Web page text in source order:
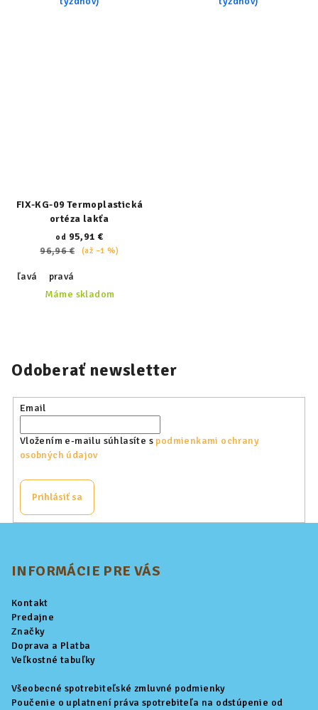
FIX-KG-09 Termoplastická
ortéza lakťa
od 95,91 €
96,96 €
(až –1 %)
ľavá
pravá
Máme skladom
Odoberať newsletter
Email
Vložením e-mailu súhlasíte s podmienkami ochrany
osobných údajov
Prihlásiť sa
INFORMÁCIE PRE VÁS
Kontakt
Predajne
Značky
Doprava a Platba
Veľkostné tabuľky
Všeobecné spotrebiteľské zmluvné podmienky
Poučenie o uplatnení práva spotrebiteľa na odstúpenie od